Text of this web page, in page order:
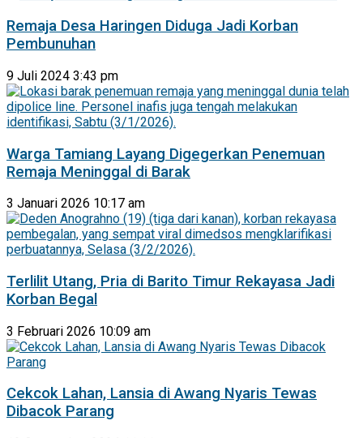
Remaja Desa Haringen Diduga Jadi Korban
Pembunuhan
9 Juli 2024 3:43 pm
Warga Tamiang Layang Digegerkan Penemuan
Remaja Meninggal di Barak
3 Januari 2026 10:17 am
Terlilit Utang, Pria di Barito Timur Rekayasa Jadi
Korban Begal
3 Februari 2026 10:09 am
Cekcok Lahan, Lansia di Awang Nyaris Tewas
Dibacok Parang